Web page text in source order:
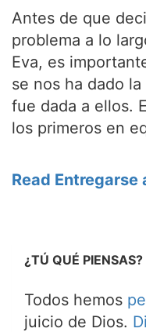
Antes de que
problema a lo
Eva, es
se nos ha dado
fue dada a ellos.
los primeros en
Read Entregarse
¿TÚ QUÉ PIENSAS?
Todos hemos
juicio de Dios.